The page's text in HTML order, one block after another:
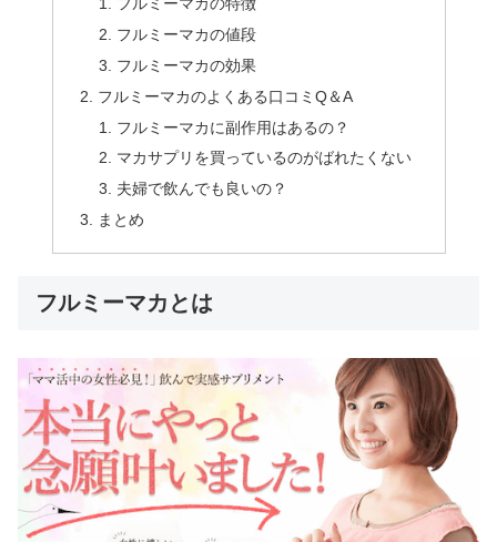
フルミーマカの値段
フルミーマカの効果
フルミーマカのよくある口コミQ＆A
フルミーマカに副作用はあるの？
マカサプリを買っているのがばれたくない
夫婦で飲んでも良いの？
まとめ
フルミーマカとは